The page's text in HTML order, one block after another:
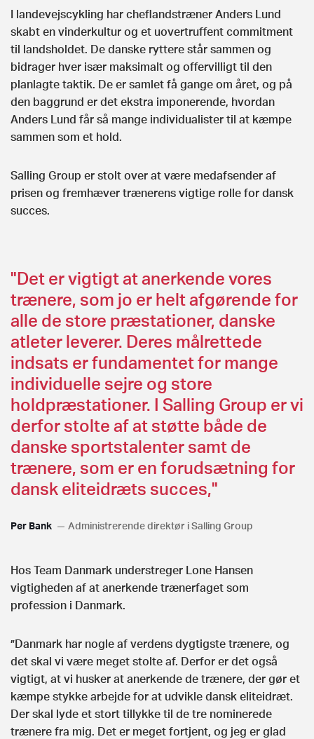
I landevejscykling har cheflandstræner Anders Lund
skabt en vinderkultur og et uovertruffent commitment
til landsholdet. De danske ryttere står sammen og
bidrager hver især maksimalt og offervilligt til den
planlagte taktik. De er samlet få gange om året, og på
den baggrund er det ekstra imponerende, hvordan
Anders Lund får så mange individualister til at kæmpe
sammen som et hold.
Salling Group er stolt over at være medafsender af
prisen og fremhæver trænerens vigtige rolle for dansk
succes.
"Det er vigtigt at anerkende vores
trænere, som jo er helt afgørende for
alle de store præstationer, danske
atleter leverer. Deres målrettede
indsats er fundamentet for mange
individuelle sejre og store
holdpræstationer. I Salling Group er vi
derfor stolte af at støtte både de
danske sportstalenter samt de
trænere, som er en forudsætning for
dansk eliteidræts succes,"
Per Bank Administrerende direktør i Salling Group
Hos Team Danmark understreger Lone Hansen
vigtigheden af at anerkende trænerfaget som
profession i Danmark.
”Danmark har nogle af verdens dygtigste trænere, og
det skal vi være meget stolte af. Derfor er det også
vigtigt, at vi husker at anerkende de trænere, der gør et
kæmpe stykke arbejde for at udvikle dansk eliteidræt.
Der skal lyde et stort tillykke til de tre nominerede
trænere fra mig. Det er meget fortjent, og jeg er glad